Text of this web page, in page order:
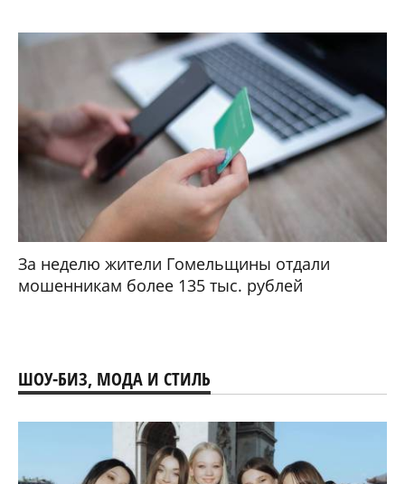
За неделю жители Гомельщины отдали
мошенникам более 135 тыс. рублей
ШОУ-БИЗ, МОДА И СТИЛЬ